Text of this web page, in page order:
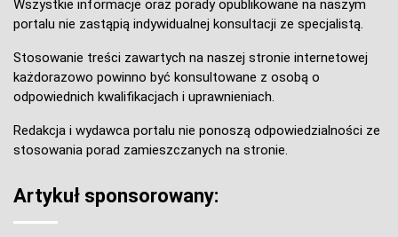
Wszystkie informacje oraz porady opublikowane na naszym
portalu nie zastąpią indywidualnej konsultacji ze specjalistą.
Stosowanie treści zawartych na naszej stronie internetowej
każdorazowo powinno być konsultowane z osobą o
odpowiednich kwalifikacjach i uprawnieniach.
Redakcja i wydawca portalu nie ponoszą odpowiedzialności ze
stosowania porad zamieszczanych na stronie.
Artykuł sponsorowany: